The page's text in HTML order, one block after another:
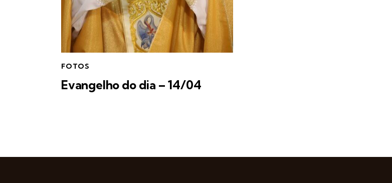
FOTOS
Evangelho do dia – 14/04